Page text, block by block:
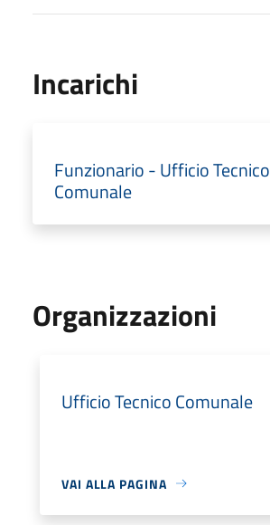
Incarichi
Funzionario - Ufficio Tecnico
Comunale
Organizzazioni
Ufficio Tecnico Comunale
VAI ALLA PAGINA